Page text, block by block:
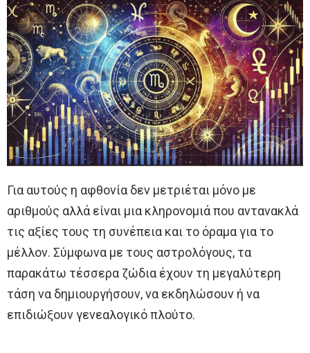
Για αυτούς η αφθονία δεν μετριέται μόνο με
αριθμούς αλλά είναι μια κληρονομιά που αντανακλά
τις αξίες τους τη συνέπεια και το όραμα για το
μέλλον. Σύμφωνα με τους αστρολόγους, τα
παρακάτω τέσσερα ζώδια έχουν τη μεγαλύτερη
τάση να δημιουργήσουν, να εκδηλώσουν ή να
επιδιώξουν γενεαλογικό πλούτο.